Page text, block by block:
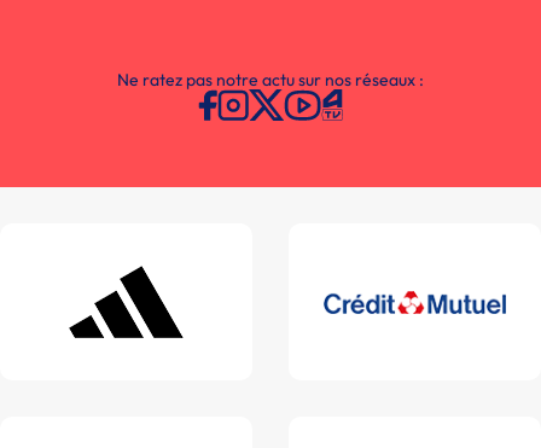
Ne ratez pas notre actu sur nos réseaux :